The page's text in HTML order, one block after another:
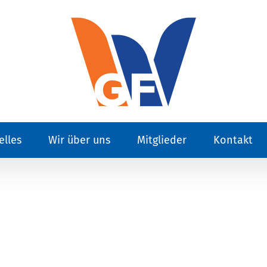
Wir über uns Mitglieder Kontakt